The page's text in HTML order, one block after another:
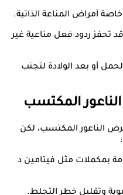
قد تحفز ردود فعل مناعية غير
أو بعد الولادة لتجنب
المكتسب
الناعور المكتسب، لكن
بمكملات مثل فيتامين د